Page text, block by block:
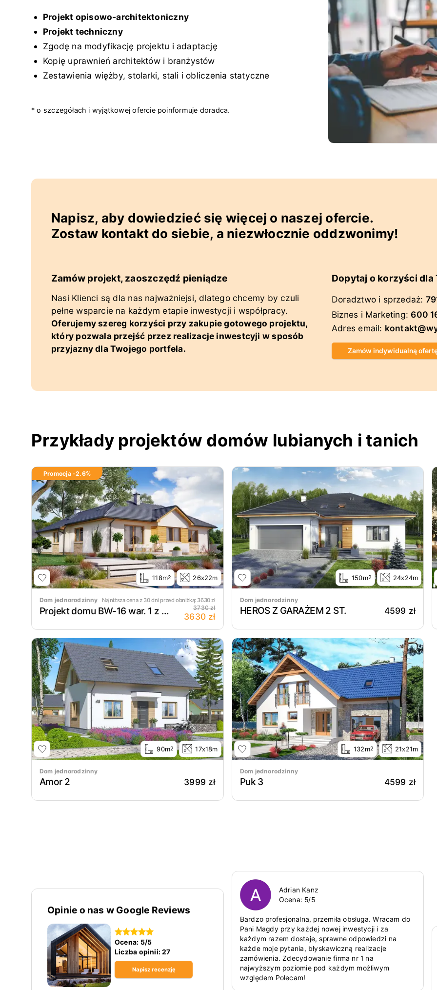
Projekt opisowo-architektoniczny
Projekt techniczny
Zgodę na modyfikację projektu i adaptację
Kopię uprawnień architektów i branżystów
Zestawienia więżby, stolarki, stali i obliczenia statyczne
* o szczegółach i wyjątkowej ofercie poinformuje doradca.
Napisz, aby dowiedzieć się więcej o naszej ofercie.
Zostaw kontakt do siebie, a niezwłocznie oddzwonimy!
Zamów projekt, zaoszczędź pieniądze
Nasi Klienci są dla nas najważniejsi, dlatego chcemy by czuli
pełne wsparcie na każdym etapie inwestycji i współpracy.
Oferujemy szereg korzyści przy zakupie gotowego projektu,
który pozwala przejść przez realizacje inwestcyji w sposób
przyjazny dla Twojego portfela.
Dopytaj o korzyści
Doradztwo i sprzedaż:
Biznes i Marketing: 600
Adres email:
Zamów indywidualną
Przykłady projektów domów lubianych i tanich
Promocja -2.6%
118m2 26x22m
Dom jednorodzinny Najniższa cena z 30 dni przed obniżką: 3630zł
Projekt domu BW-16 war. 1 z garażem lub bez 3730 zł
3630 zł
150m2 24x24m
Dom jednorodzinny
HEROS Z GARAŻEM 2 ST. 4599 zł
90m2 17x18m
Dom jednorodzinny
Amor 2 3999 zł
132m2 21x21m
Dom jednorodzinny
Puk 3 4599 zł
Opinie o nas w Google Reviews
Ocena: 5/5
Liczba opinii:27
Napisz recenzję
Adrian Kanz
Ocena: 5/5
Bardzo profesjonalna, przemiła obsługa. Wracam do
Pani Magdy przy każdej nowej inwestycji i za
każdym razem dostaje, sprawne odpowiedzi na
każde moje pytania, błyskawiczną realizacje
zamówienia. Zdecydowanie firma nr 1 na
najwyższym poziomie pod każdym możliwym
względem Polecam!